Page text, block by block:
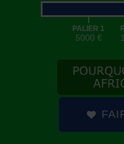
|
PALIER 1
5000 €